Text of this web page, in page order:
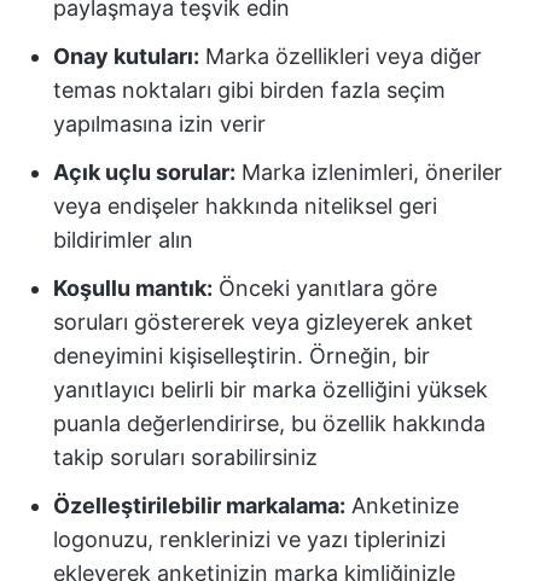
paylaşmaya teşvik edin
Onay kutuları: Marka özellikleri veya diğer
temas noktaları gibi birden fazla seçim
yapılmasına izin verir
Açık uçlu sorular: Marka izlenimleri, öneriler
veya endişeler hakkında niteliksel geri
bildirimler alın
Koşullu mantık: Önceki yanıtlara göre
soruları göstererek veya gizleyerek anket
deneyimini kişiselleştirin. Örneğin, bir
yanıtlayıcı belirli bir marka özelliğini yüksek
puanla değerlendirirse, bu özellik hakkında
takip soruları sorabilirsiniz
Özelleştirilebilir markalama: Anketinize
logonuzu, renklerinizi ve yazı tiplerinizi
ekleyerek anketinizin marka kimliğinizle